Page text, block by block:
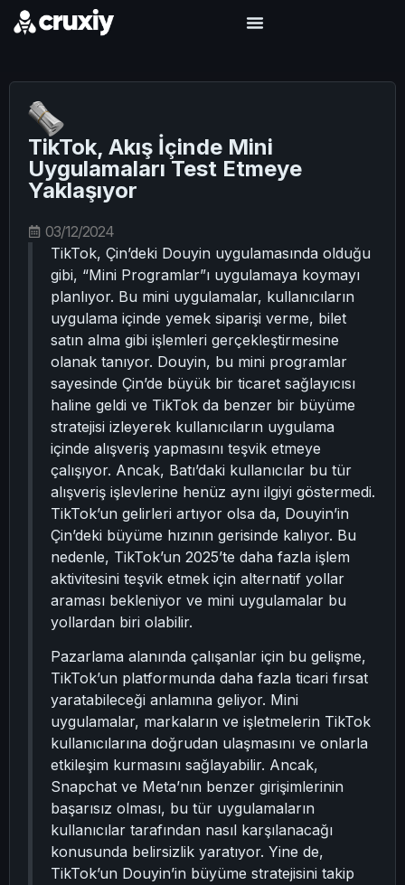
TikTok, Akış İçinde Mini
Uygulamaları Test Etmeye
Yaklaşıyor
03/12/2024
TikTok, Çin’deki Douyin uygulamasında olduğu
gibi, “Mini Programlar”ı uygulamaya koymayı
planlıyor. Bu mini uygulamalar, kullanıcıların
uygulama içinde yemek siparişi verme, bilet
satın alma gibi işlemleri gerçekleştirmesine
olanak tanıyor. Douyin, bu mini programlar
sayesinde Çin’de büyük bir ticaret sağlayıcısı
haline geldi ve TikTok da benzer bir büyüme
stratejisi izleyerek kullanıcıların uygulama
içinde alışveriş yapmasını teşvik etmeye
çalışıyor. Ancak, Batı’daki kullanıcılar bu tür
alışveriş işlevlerine henüz aynı ilgiyi göstermedi.
TikTok’un gelirleri artıyor olsa da, Douyin’in
Çin’deki büyüme hızının gerisinde kalıyor. Bu
nedenle, TikTok’un 2025’te daha fazla işlem
aktivitesini teşvik etmek için alternatif yollar
araması bekleniyor ve mini uygulamalar bu
yollardan biri olabilir.
Pazarlama alanında çalışanlar için bu gelişme,
TikTok’un platformunda daha fazla ticari fırsat
yaratabileceği anlamına geliyor. Mini
uygulamalar, markaların ve işletmelerin TikTok
kullanıcılarına doğrudan ulaşmasını ve onlarla
etkileşim kurmasını sağlayabilir. Ancak,
Snapchat ve Meta’nın benzer girişimlerinin
başarısız olması, bu tür uygulamaların
kullanıcılar tarafından nasıl karşılanacağı
konusunda belirsizlik yaratıyor. Yine de,
TikTok’un Douyin’in büyüme stratejisini takip